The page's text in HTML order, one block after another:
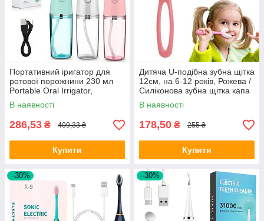
Портативний іригатор для
ротової порожнини 230 мл
Portable Oral Irrigator,
Рожевий / Іригатор для зубів
В наявності
286,53 ₴ 409,33 ₴
Купити
Дитяча U-подібна зубна щітка
12см, на 6-12 років, Рожева /
Силіконова зубна щітка капа
для дітей
В наявності
178,50 ₴ 255 ₴
Купити
–30% –30%